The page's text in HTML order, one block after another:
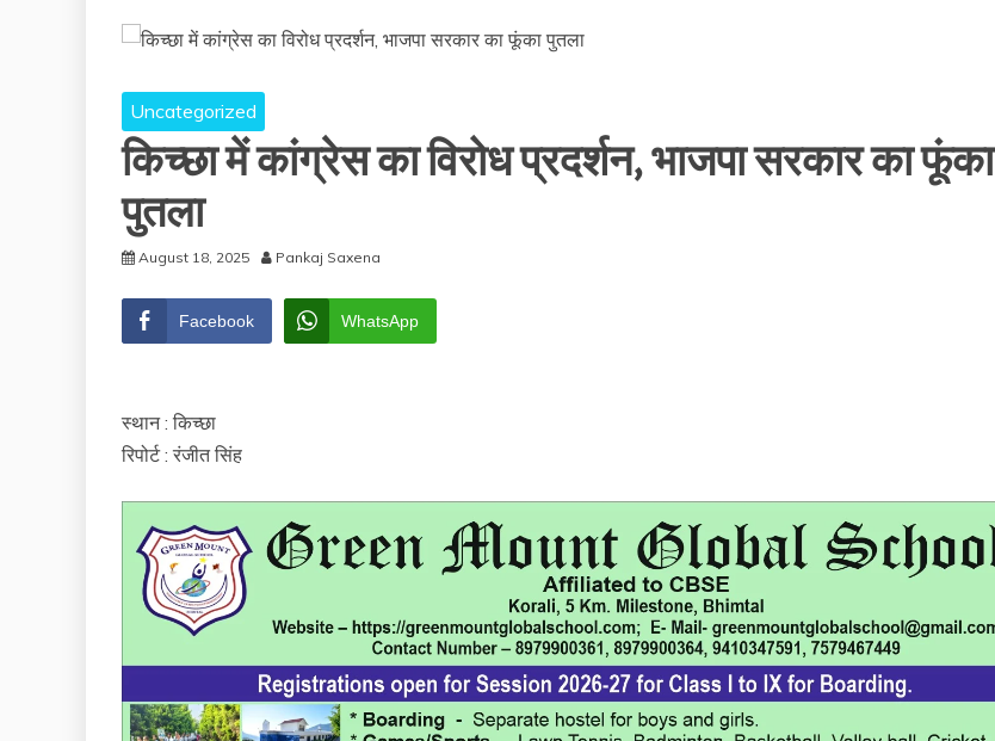
Uncategorized
किच्छा में कांग्रेस का विरोध प्रदर्शन, भाजपा सरकार का फूंका
पुतला
August 18, 2025 Pankaj Saxena
Facebook WhatsApp
स्थान : किच्छा
रिपोर्ट : रंजीत सिंह